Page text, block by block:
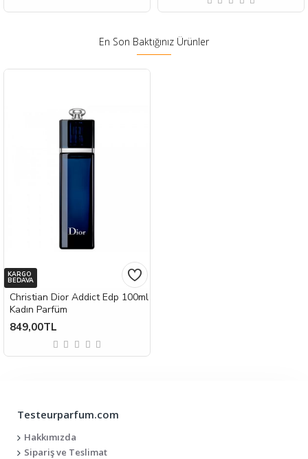
En Son Baktığınız Ürünler
KARGO
BEDAVA
Christian Dior Addict Edp 100ml
Kadın Parfüm
849,00TL
Testeurparfum.com
Hakkımızda
Sipariş ve Teslimat